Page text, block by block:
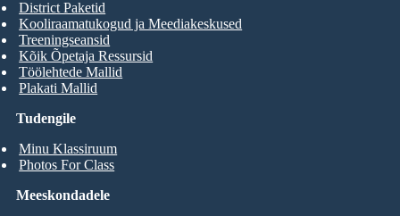
Tudengile
Minu Klassiruum
Photos For Class
District Paketid
Kooliraamatukogud ja Meediakeskused
Treeningseansid
Kõik Õpetaja Ressursid
Töölehtede Mallid
Plakati Mallid
Meeskondadele